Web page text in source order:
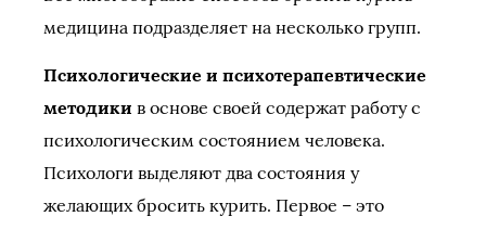
медицина подразделяет на несколько групп.
Психологические и психотерапевтические
методики в основе своей содержат работу с
психологическим состоянием человека.
Психологи выделяют два состояния у
желающих бросить курить. Первое – это